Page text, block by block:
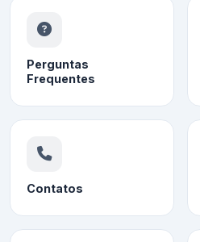
Perguntas
Frequentes
Contatos